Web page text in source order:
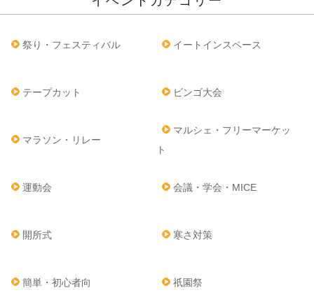
祭り・フェスティバル イートインスペース
テープカット ビンゴ大会
マラソン・リレー
マルシェ・フリーマーケッ
ト
運動会 会議・学会・MICE
開所式 寒さ対策
簡単・初心者向 祇園祭